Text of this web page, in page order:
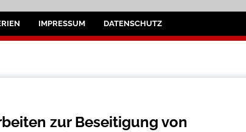
und Umgebung
IMPRESSUM DATENSCHUTZ
zur Beseitigung von